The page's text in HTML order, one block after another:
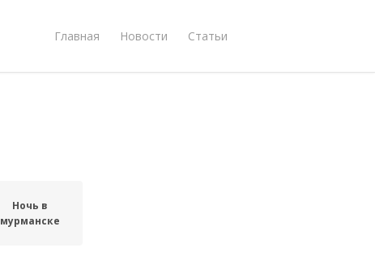
Главная Новости Статьи
Ночь в
мурманске